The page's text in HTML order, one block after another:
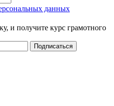
данных
и получите курс грамотного